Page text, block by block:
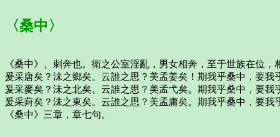
〈桑中〉
《桑中》、刺奔也。衛之公室淫亂，男女相奔，至于世族在位，
爰采唐矣？沬之鄉矣。云誰之思？美孟姜矣！期我乎桑中，要我
爰采麥矣？沬之北矣。云誰之思？美孟弋矣。期我乎桑中，要我
爰采葑矣？沬之東矣。云誰之思？美孟庸矣。期我乎桑中，要我
《桑中》三章，章七句。